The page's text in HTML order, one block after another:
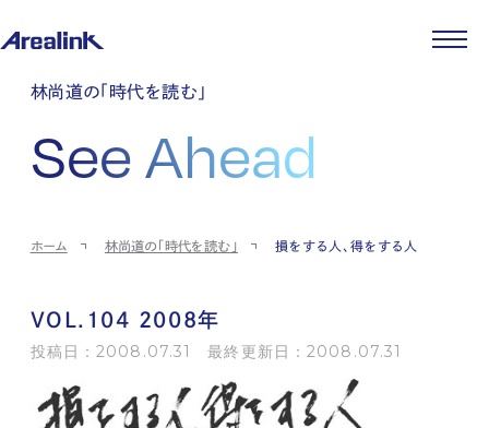
企業情報
企業理念
会社概要
コーポレートガバナンス
ストレージ事業
パートナー制度
土地権利整備事業
IR情報
IRカレンダー
IRポリシー
ストレージ室数実績
個人投資家の皆様へ
よくある質問・用語集
ニュース
商品情報
先輩社員インタビュー
中途採用
林尚道の「時代を読む」
See Ahead
ホーム 林尚道の「時代を読む」 損をする人、得をする人
VOL.104 2008年
投稿日：2008.07.31 最終更新日：2008.07.31